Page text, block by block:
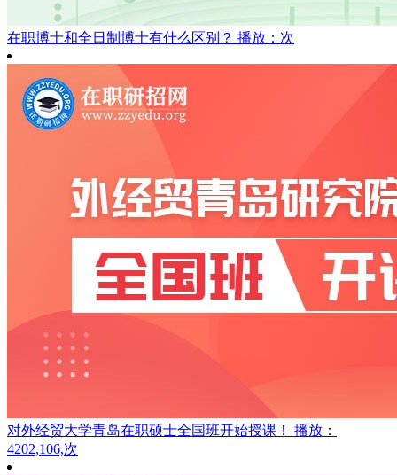
在职博士和全日制博士有什么区别？ 播放：次
对外经贸大学青岛在职硕士全国班开始授课！
播放：
4202,106,次